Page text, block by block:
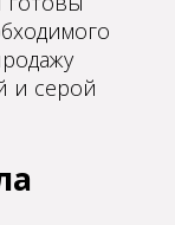
и серой